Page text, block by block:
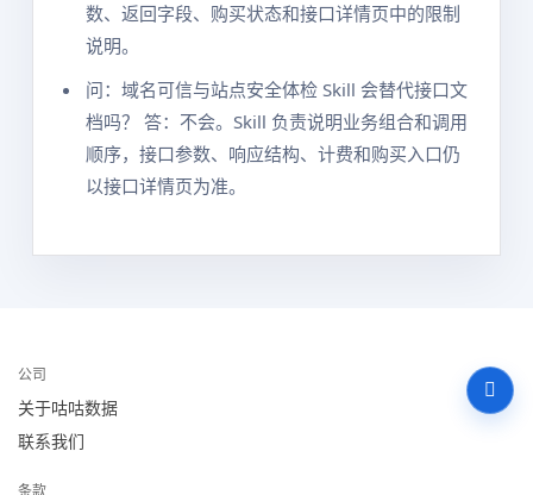
数、返回字段、购买状态和接口详情页中的限制
说明。
问：域名可信与站点安全体检 Skill 会替代接口文
档吗？ 答：不会。Skill 负责说明业务组合和调用
顺序，接口参数、响应结构、计费和购买入口仍
以接口详情页为准。
公司
关于咕咕数据
联系我们
条款